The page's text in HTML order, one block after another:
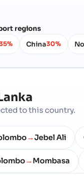
regions
China30%
to this country.
→Jebel Ali
→ Mombasa